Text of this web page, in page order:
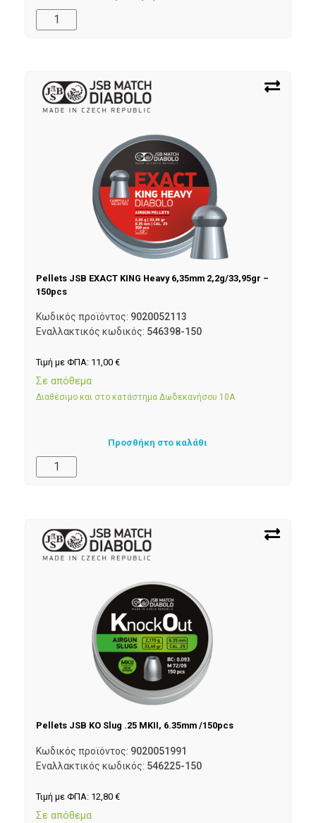
Pellets JSB EXACT KING Heavy 6,35mm 2,2g/33,95gr –
150pcs
Κωδικός προϊόντος: 9020052113
Εναλλακτικός κωδικός: 546398-150
Τιμή με ΦΠΑ: 11,00 €
Σε απόθεμα
Διαθέσιμο και στο κατάστημα Δωδεκανήσου 10Α
Προσθήκη στο καλάθι
Pellets JSB KO Slug .25 MKII, 6.35mm /150pcs
Κωδικός προϊόντος: 9020051991
Εναλλακτικός κωδικός: 546225-150
Τιμή με ΦΠΑ: 12,80 €
Σε απόθεμα